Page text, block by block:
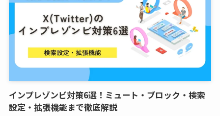
インプレゾンビ対策6選！ミュート・ブロック・検索
設定・拡張機能まで徹底解説